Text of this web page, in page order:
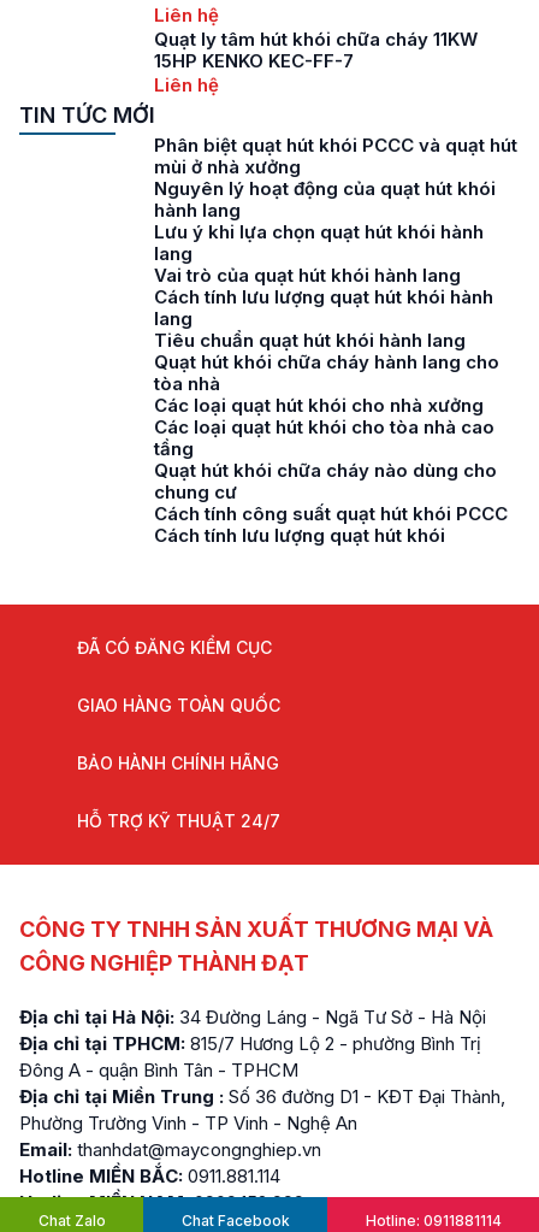
Liên hệ
Quạt ly tâm hút khói chữa cháy 11KW
15HP KENKO KEC-FF-7
Liên hệ
TIN TỨC MỚI
Phân biệt quạt hút khói PCCC và quạt hút
mùi ở nhà xưởng
Nguyên lý hoạt động của quạt hút khói
hành lang
Lưu ý khi lựa chọn quạt hút khói hành
lang
Vai trò của quạt hút khói hành lang
Cách tính lưu lượng quạt hút khói hành
lang
Tiêu chuẩn quạt hút khói hành lang
Quạt hút khói chữa cháy hành lang cho
tòa nhà
Các loại quạt hút khói cho nhà xưởng
Các loại quạt hút khói cho tòa nhà cao
tầng
Quạt hút khói chữa cháy nào dùng cho
chung cư
Cách tính công suất quạt hút khói PCCC
Cách tính lưu lượng quạt hút khói
ĐÃ CÓ ĐĂNG KIỂM CỤC
GIAO HÀNG TOÀN QUỐC
BẢO HÀNH CHÍNH HÃNG
HỖ TRỢ KỸ THUẬT 24/7
CÔNG TY TNHH SẢN XUẤT THƯƠNG MẠI VÀ
CÔNG NGHIỆP THÀNH ĐẠT
Địa chỉ tại Hà Nội: 34 Đường Láng - Ngã Tư Sở - Hà Nội
Địa chỉ tại TPHCM: 815/7 Hương Lộ 2 - phường Bình Trị
Đông A - quận Bình Tân - TPHCM
Địa chỉ tại Miền Trung : Số 36 đường D1 - KĐT Đại Thành,
Phường Trường Vinh - TP Vinh - Nghệ An
Email: thanhdat@maycongnghiep.vn
Hotline MIỀN BẮC: 0911.881.114
Hotline MIỀN NAM: 0909.152.999
Chat Zalo Chat Facebook Hotline: 0911881114